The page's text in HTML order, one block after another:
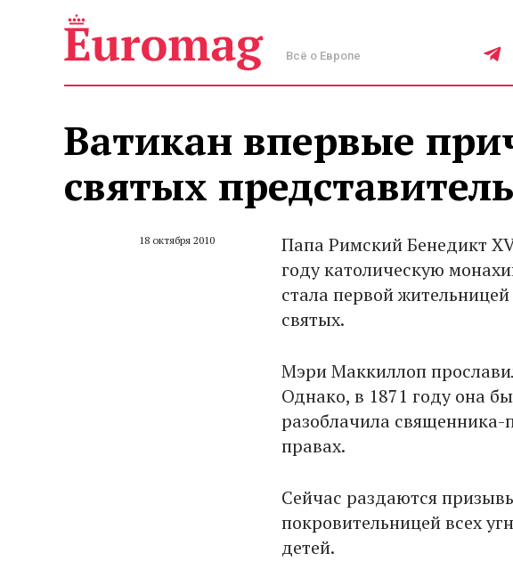
Всё о Европе
Ватикан впервые
святых
18 октября 2010
Папа Римский Бенедикт
году католическую
стала первой
святых.
Мэри Маккиллоп
Однако, в 1871 году она
разоблачила священника-
правах.
Сейчас раздаются
покровительницей всех
детей.